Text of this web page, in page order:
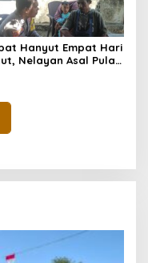
Hanyut Empat Hari
Nelayan Asal Pulau